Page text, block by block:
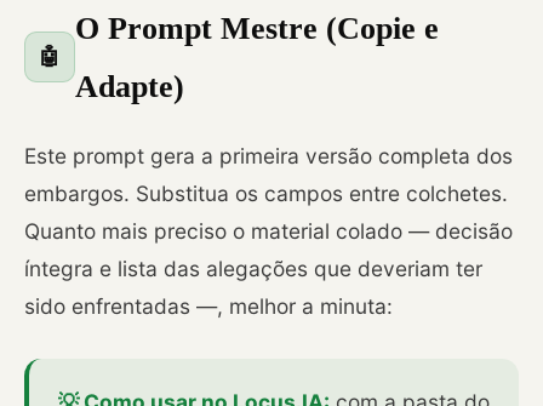
🤖
O Prompt Mestre (Copie e
Adapte)
Este prompt gera a primeira versão completa dos
embargos. Substitua os campos entre colchetes.
Quanto mais preciso o material colado — decisão
íntegra e lista das alegações que deveriam ter
sido enfrentadas —, melhor a minuta: